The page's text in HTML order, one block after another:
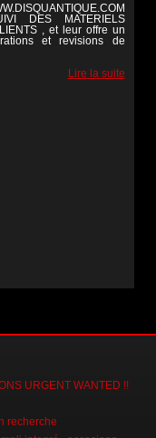
DES MATERIELS
, et leur offre un
et revisions de
Lire la suite
Lire la suite
URGENT WANTED !!
recherche